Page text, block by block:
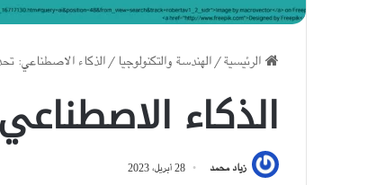
الرئيسية/الهندسة والتكنولوجيا /الذكاء الاصطناعي:
الذكاء
زياد محمد 28 أبريل، 2023